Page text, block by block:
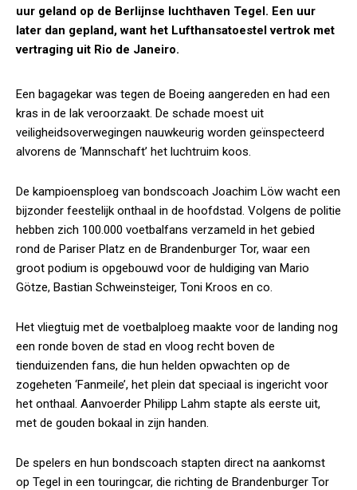
uur geland op de Berlijnse luchthaven Tegel. Een uur
later dan gepland, want het Lufthansatoestel vertrok met
vertraging uit Rio de Janeiro.
Een bagagekar was tegen de Boeing aangereden en had een
kras in de lak veroorzaakt. De schade moest uit
veiligheidsoverwegingen nauwkeurig worden geïnspecteerd
alvorens de ‘Mannschaft’ het luchtruim koos.
De kampioensploeg van bondscoach Joachim Löw wacht een
bijzonder feestelijk onthaal in de hoofdstad. Volgens de politie
hebben zich 100.000 voetbalfans verzameld in het gebied
rond de Pariser Platz en de Brandenburger Tor, waar een
groot podium is opgebouwd voor de huldiging van Mario
Götze, Bastian Schweinsteiger, Toni Kroos en co.
Het vliegtuig met de voetbalploeg maakte voor de landing nog
een ronde boven de stad en vloog recht boven de
tienduizenden fans, die hun helden opwachten op de
zogeheten ‘Fanmeile’, het plein dat speciaal is ingericht voor
het onthaal. Aanvoerder Philipp Lahm stapte als eerste uit,
met de gouden bokaal in zijn handen.
De spelers en hun bondscoach stapten direct na aankomst
op Tegel in een touringcar, die richting de Brandenburger Tor